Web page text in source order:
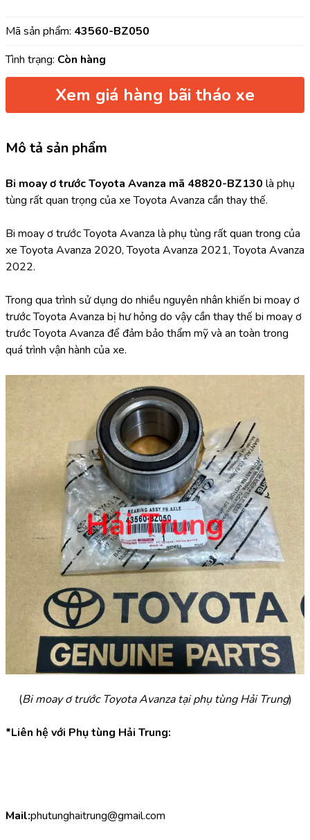
Mã sản phẩm: 43560-BZ050
Tình trạng: Còn hàng
Xem giá hàng bãi tháo xe
Mô tả sản phẩm
Bi moay ơ trước Toyota Avanza mã 48820-BZ130 là phụ
tùng rất quan trọng của xe Toyota Avanza cần thay thế.
Bi moay ơ trước Toyota Avanza là phụ tùng rất quan trong của
xe Toyota Avanza 2020, Toyota Avanza 2021, Toyota Avanza
2022.
Trong qua trình sử dụng do nhiều nguyên nhân khiến bi moay ơ
trước Toyota Avanza bị hư hỏng do vậy cần thay thế bi moay ơ
trước Toyota Avanza để đảm bảo thẩm mỹ và an toàn trong
quá trình vận hành của xe.
(Bi moay ơ trước Toyota Avanza tại phụ tùng Hải Trung)
*Liên hệ với Phụ tùng Hải Trung:
Mail:phutunghaitrung@gmail.com